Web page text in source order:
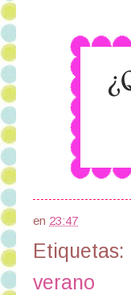
en 23:47
Etiquetas:
verano